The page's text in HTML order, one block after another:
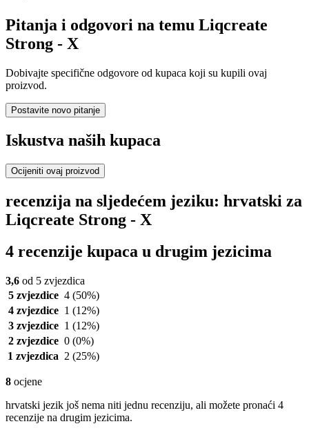
Pitanja i odgovori na temu Liqcreate
Strong - X
Dobivajte specifične odgovore od kupaca koji su kupili ovaj
proizvod.
Postavite novo pitanje
Iskustva naših kupaca
Ocijeniti ovaj proizvod
recenzija na sljedećem jeziku: hrvatski za
Liqcreate Strong - X
4 recenzije kupaca u drugim jezicima
3,6 od 5 zvjezdica
5 zvjezdice 4 (50%)
4 zvjezdice 1 (12%)
3 zvjezdice 1 (12%)
2 zvjezdice 0 (0%)
1 zvjezdica 2 (25%)
8 ocjene
hrvatski jezik još nema niti jednu recenziju, ali možete pronaći 4
recenzije na drugim jezicima.